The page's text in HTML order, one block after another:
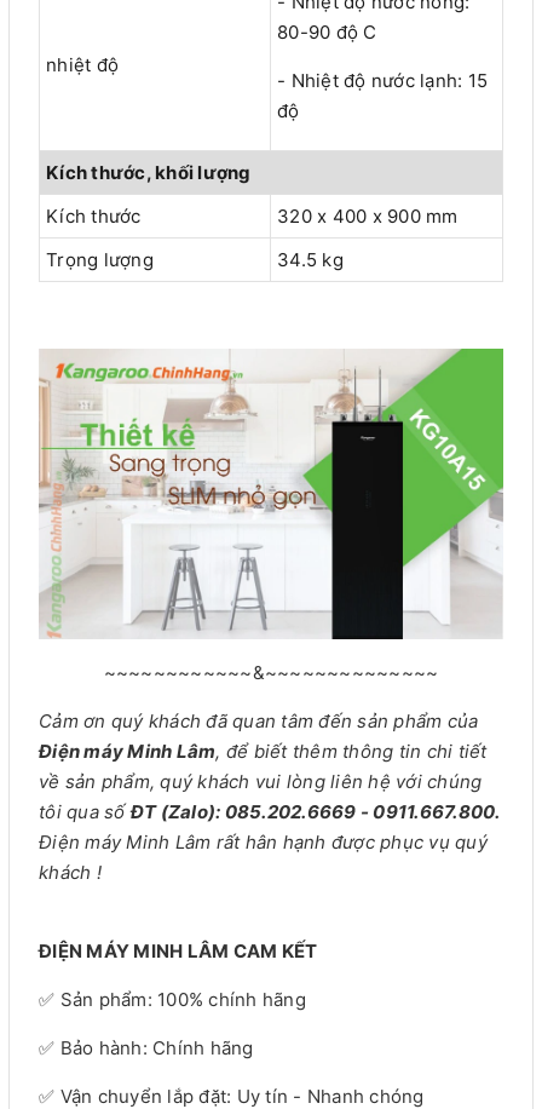
nhiệt độ
80-90 độ C
- Nhiệt độ nước lạnh: 15
độ
Kích thước, khối lượng
Kích thước
320 x 400 x 900 mm
Trọng lượng
34.5 kg
~~~~~~~~~~~~&~~~~~~~~~~~~~~
Cảm ơn quý khách đã quan tâm đến sản phẩm của
Điện máy Minh Lâm, để biết thêm thông tin chi tiết
về sản phẩm, quý khách vui lòng liên hệ với chúng
tôi qua sốĐT (Zalo): 085.202.6669 - 0911.667.800.
Điện máy Minh Lâm rất hân hạnh được phục vụ quý
khách !
ĐIỆN MÁY MINH LÂM CAM KẾT
✅ Sản phẩm: 100% chính hãng
✅ Bảo hành: Chính hãng
✅ Vận chuyển lắp đặt: Uy tín - Nhanh chóng